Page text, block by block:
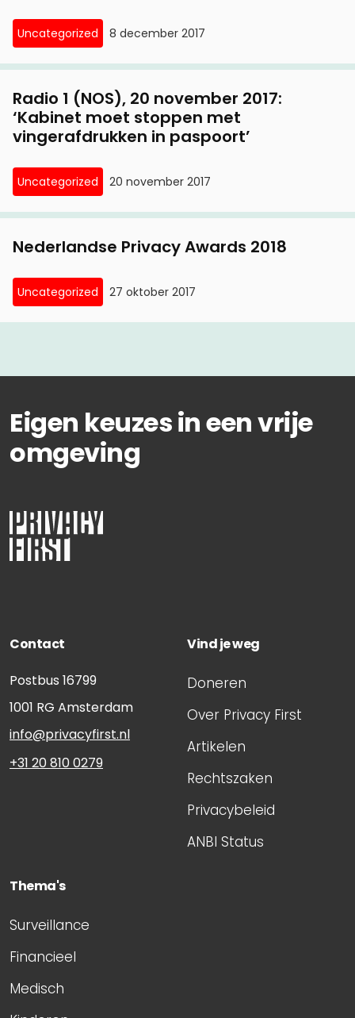
Uncategorized 8 december 2017
Radio 1 (NOS), 20 november 2017:
‘Kabinet moet stoppen met
vingerafdrukken in paspoort’
Uncategorized 20 november 2017
Nederlandse Privacy Awards 2018
Uncategorized 27 oktober 2017
Eigen keuzes in een vrije
omgeving
Contact
Postbus 16799
1001 RG Amsterdam
info@privacyfirst.nl
+31 20 810 0279
Vind je weg
Doneren
Over Privacy First
Artikelen
Rechtszaken
Privacybeleid
ANBI Status
Thema's
Surveillance
Financieel
Medisch